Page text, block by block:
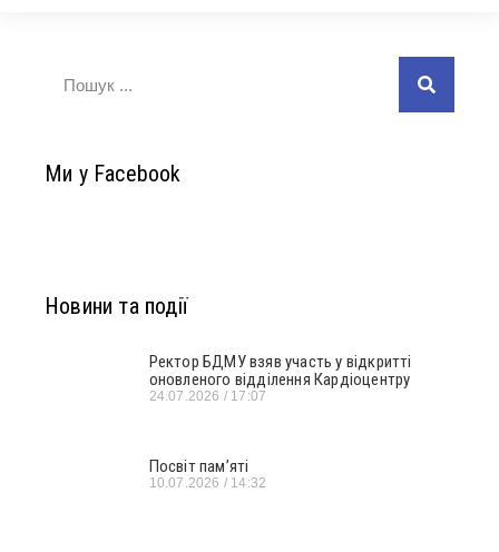
Ми у Facebook
Новини та події
Ректор БДМУ взяв участь у відкритті
оновленого відділення Кардіоцентру
24.07.2026 17:07
Посвіт пам’яті
10.07.2026 14:32